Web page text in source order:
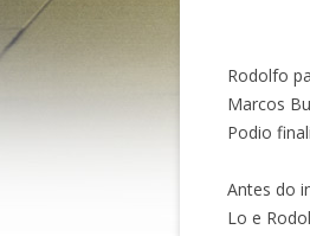
Rodolfo
Marcos
Podio
Antes do
Lo e